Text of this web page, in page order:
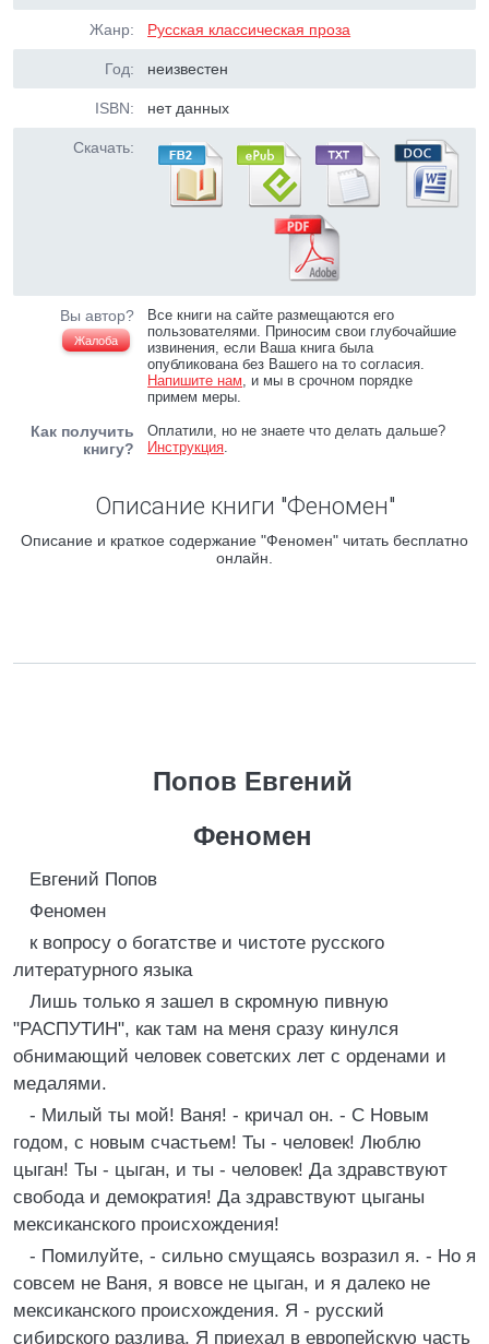
Жанр: Русская классическая проза
Год: неизвестен
ISBN: нет данных
Скачать:
Вы автор?
Жалоба
Все книги на сайте размещаются его
пользователями. Приносим свои глубочайшие
извинения, если Ваша книга была
опубликована без Вашего на то согласия.
Напишите нам, и мы в срочном порядке
примем меры.
Как получить
книгу?
Оплатили, но не знаете что делать дальше?
Инструкция.
Описание книги "Феномен"
Описание и краткое содержание "Феномен" читать бесплатно
онлайн.
Попов Евгений
Феномен
Евгений Попов
Феномен
к вопросу о богатстве и чистоте русского
литературного языка
Лишь только я зашел в скромную пивную
"РАСПУТИН", как там на меня сразу кинулся
обнимающий человек советских лет с орденами и
медалями.
- Милый ты мой! Ваня! - кричал он. - С Новым
годом, с новым счастьем! Ты - человек! Люблю
цыган! Ты - цыган, и ты - человек! Да здравствуют
свобода и демократия! Да здравствуют цыганы
мексиканского происхождения!
- Помилуйте, - сильно смущаясь возразил я. - Но я
совсем не Ваня, я вовсе не цыган, и я далеко не
мексиканского происхождения. Я - русский
сибирского разлива. Я приехал в европейскую часть